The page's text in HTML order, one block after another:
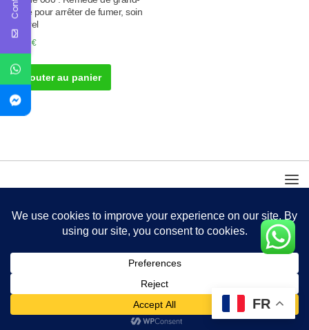
mère pour arrêter de fumer, soin
naturel
45.00€
Ajouter au panier
FR